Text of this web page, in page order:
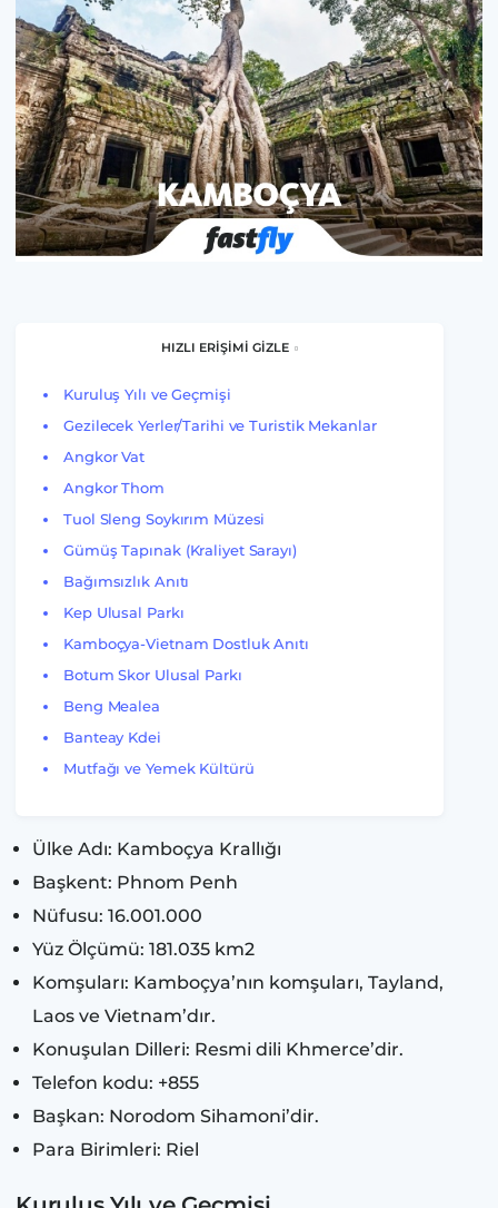
HIZLI ERİŞİMİ GİZLE
Kuruluş Yılı ve Geçmişi
Gezilecek Yerler/Tarihi ve Turistik Mekanlar
Angkor Vat
Angkor Thom
Tuol Sleng Soykırım Müzesi
Gümüş Tapınak (Kraliyet Sarayı)
Bağımsızlık Anıtı
Kep Ulusal Parkı
Kamboçya-Vietnam Dostluk Anıtı
Botum Skor Ulusal Parkı
Beng Mealea
Banteay Kdei
Mutfağı ve Yemek Kültürü
Ülke Adı: Kamboçya Krallığı
Başkent: Phnom Penh
Nüfusu: 16.001.000
Yüz Ölçümü: 181.035 km2
Komşuları: Kamboçya’nın komşuları, Tayland,
Laos ve Vietnam’dır.
Konuşulan Dilleri: Resmi dili Khmerce’dir.
Telefon kodu: +855
Başkan: Norodom Sihamoni’dir.
Para Birimleri: Riel